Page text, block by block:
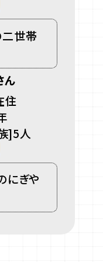
二世帯
ん
住
]5人
にぎや